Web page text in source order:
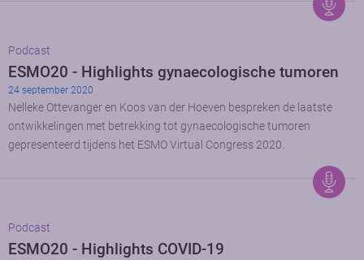
Podcast
ESMO20 - Highlights gynaecologische tumoren
24 september 2020
Nelleke Ottevanger en Koos van der Hoeven bespreken de laatste
ontwikkelingen met betrekking tot gynaecologische tumoren
gepresenteerd tijdens het ESMO Virtual Congress 2020.
Podcast
ESMO20 - Highlights COVID-19